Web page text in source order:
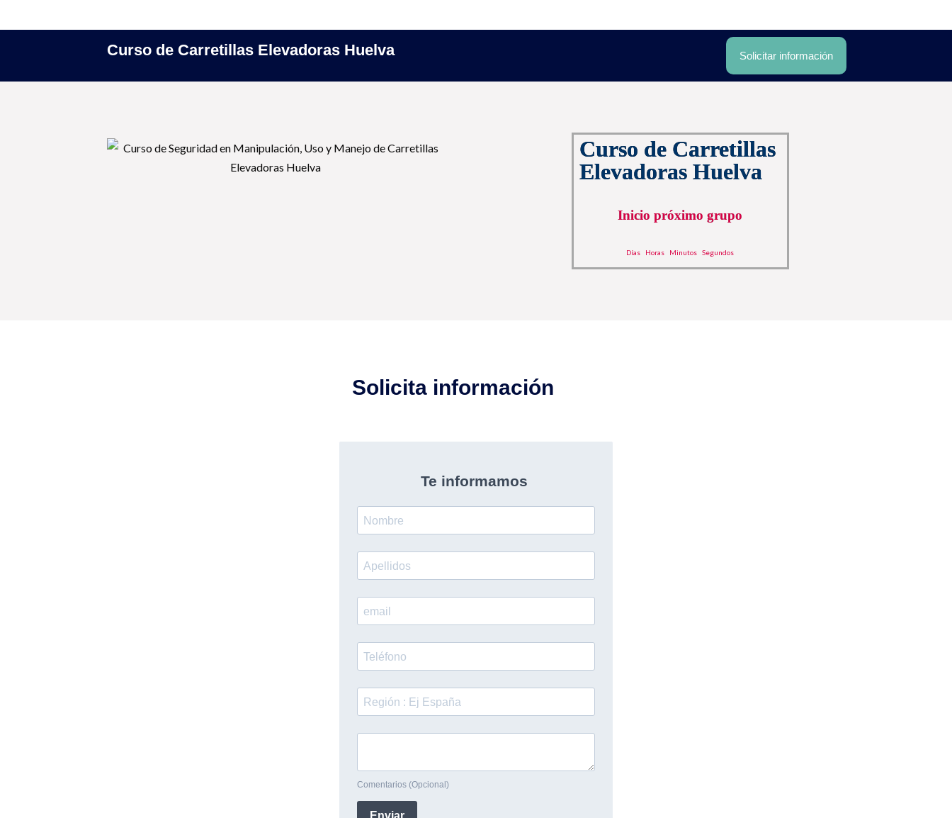
Curso de Carretillas Elevadoras Huelva Solicitar información
Curso de Carretillas
Elevadoras Huelva
Inicio próximo grupo
Días Horas Minutos Segundos
Solicita información